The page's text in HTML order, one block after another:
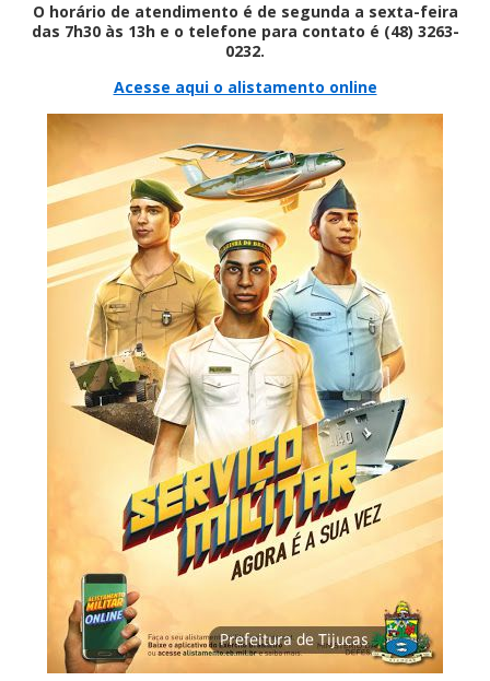
O horário de atendimento é de segunda a sexta-feira
das 7h30 às 13h e o telefone para contato é (48) 3263-
0232.
Acesse aqui o alistamento online